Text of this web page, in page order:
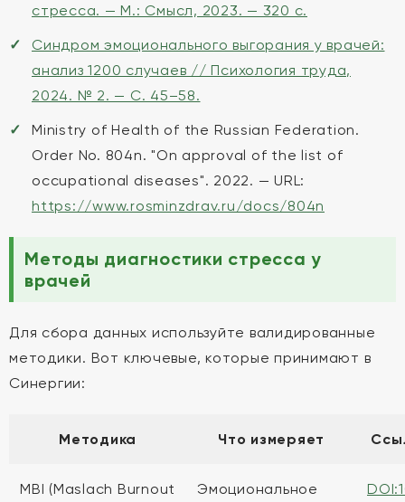
стресса. — М.: Смысл, 2023. — 320 с.
Синдром эмоционального выгорания у врачей:
анализ 1200 случаев // Психология труда,
2024. № 2. — С. 45–58.
Ministry of Health of the Russian Federation.
Order No. 804n. "On approval of the list of
occupational diseases". 2022. — URL:
https://www.rosminzdrav.ru/docs/804n
Методы диагностики стресса у
врачей
Для сбора данных используйте валидированные
методики. Вот ключевые, которые принимают в
Синергии:
Методика Что измеряет
MBI (Maslach Burnout
Эмоциональное